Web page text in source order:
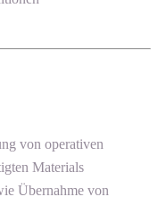
von operativen
Materials
Übernahme von